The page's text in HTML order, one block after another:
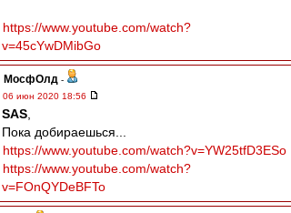
https://www.youtube.com/watch?
v=45cYwDMibGo
МосфОлд -
06 июн 2020 18:56
SAS
Пока добираешься...
https://www.youtube.com/watch?v=YW25tfD3ESo
https://www.youtube.com/watch?
v=FOnQYDeBFTo